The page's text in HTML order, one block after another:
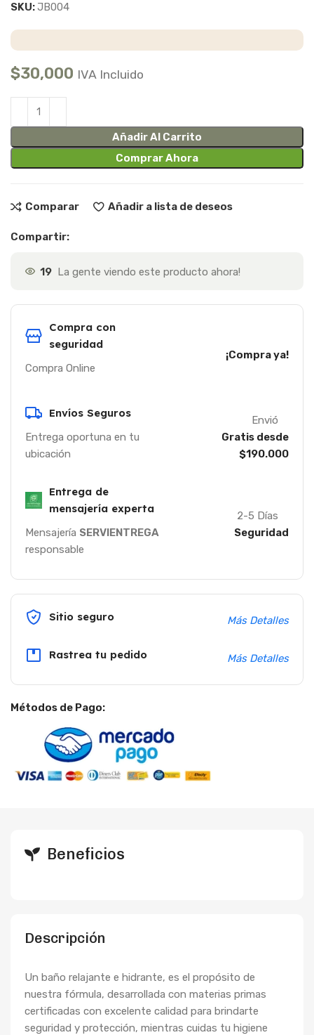
SKU:JB004
$30,000 IVA Incluido
Añadir Al Carrito
Comprar Ahora
Comparar Añadir a lista de deseos
Compartir:
19 La gente viendo este producto ahora!
Compra con
seguridad
Compra Online
¡Compra ya!
Envíos Seguros
Entrega oportuna en tu
ubicación
Envió
Gratis desde
$190.000
Entrega de
mensajería experta
Mensajería SERVIENTREGA
responsable
2-5 Días
Seguridad
Sitio seguro Más Detalles
Rastrea tu pedido Más Detalles
Métodos de Pago:
Descripción
Un baño relajante e hidrante, es el propósito de
nuestra fórmula, desarrollada con materias primas
certificadas con excelente calidad para brindarte
seguridad y protección, mientras cuidas tu higiene
Beneficios